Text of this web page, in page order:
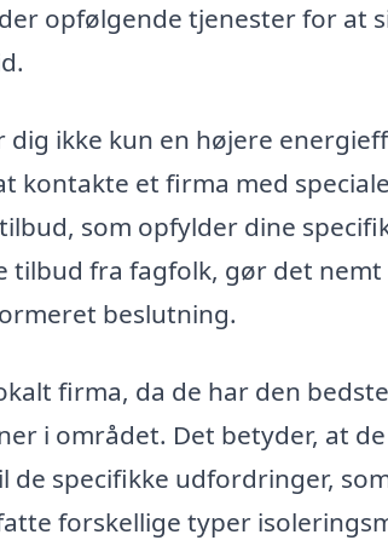
opfølgende tjenester for at
ikke kun en højere
kontakte et firma med
som opfylder dine
fra fagfolk, gør det
beslutning.
firma, da de har den
i området. Det betyder, at
specifikke udfordringer,
forskellige typer